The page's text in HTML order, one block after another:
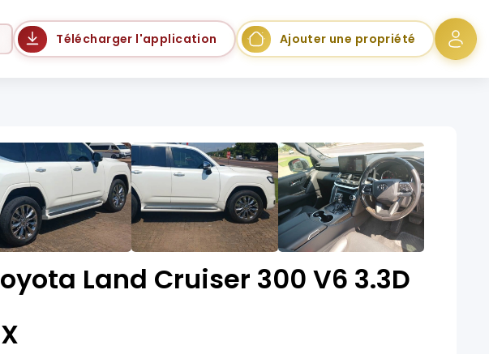
Télécharger l'application Ajouter une propriété
Land Cruiser 300 V6 3.3D